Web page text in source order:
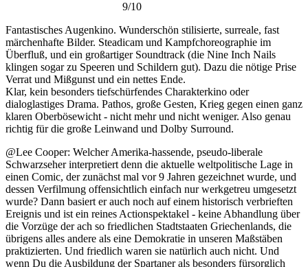
9/10
Fantastisches Augenkino. Wunderschön stilisierte, surreale, fast
märchenhafte Bilder. Steadicam und Kampfchoreographie im
Überfluß, und ein großartiger Soundtrack (die Nine Inch Nails
klingen sogar zu Speeren und Schildern gut). Dazu die nötige Prise
Verrat und Mißgunst und ein nettes Ende.
Klar, kein besonders tiefschürfendes Charakterkino oder
dialoglastiges Drama. Pathos, große Gesten, Krieg gegen einen ganz
klaren Oberbösewicht - nicht mehr und nicht weniger. Also genau
richtig für die große Leinwand und Dolby Surround.
@Lee Cooper: Welcher Amerika-hassende, pseudo-liberale
Schwarzseher interpretiert denn die aktuelle weltpolitische Lage in
einen Comic, der zunächst mal vor 9 Jahren gezeichnet wurde, und
dessen Verfilmung offensichtlich einfach nur werkgetreu umgesetzt
wurde? Dann basiert er auch noch auf einem historisch verbrieften
Ereignis und ist ein reines Actionspektakel - keine Abhandlung über
die Vorzüge der ach so friedlichen Stadtstaaten Griechenlands, die
übrigens alles andere als eine Demokratie in unseren Maßstäben
praktizierten. Und friedlich waren sie natürlich auch nicht. Und
wenn Du die Ausbildung der Spartaner als besonders fürsorglich